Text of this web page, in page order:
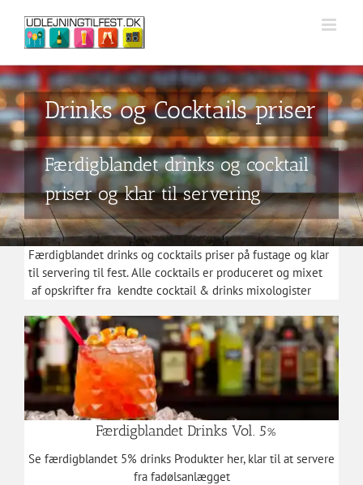
content
Drinks og Cocktails priser
Færdigblandet drinks og cocktail
priser og klar til servering
Færdigblandet drinks og cocktails priser på fustage og klar
til servering til fest. Alle cocktails er produceret og mixet
af opskrifter fra kendte cocktail & drinks mixologister
Færdigblandet Drinks Vol. 5%
Se færdigblandet 5% drinks Produkter her, klar til at servere
fra fadølsanlægget